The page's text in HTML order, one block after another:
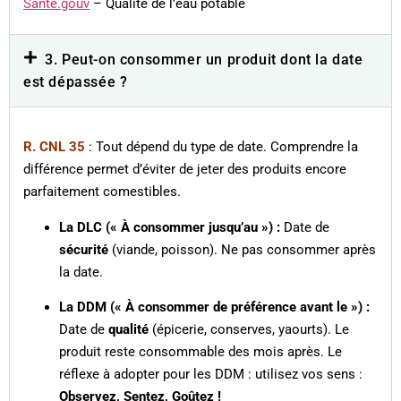
Santé.gouv – Qualité de l’eau potable
3. Peut-on consommer un produit dont la date
est dépassée ?
R. CNL 35 : Tout dépend du type de date. Comprendre la
différence permet d’éviter de jeter des produits encore
parfaitement comestibles.
La DLC (« À consommer jusqu’au ») : Date de
sécurité (viande, poisson). Ne pas consommer après
la date.
La DDM (« À consommer de préférence avant le ») :
Date de qualité (épicerie, conserves, yaourts). Le
produit reste consommable des mois après. Le
réflexe à adopter pour les DDM : utilisez vos sens :
Observez, Sentez, Goûtez !